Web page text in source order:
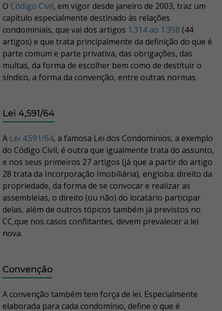
O Código Civil, em vigor desde janeiro de 2003, traz um
capítulo especialmente destinado às relações
condominiais, que vai dos artigos 1.314 ao 1.358 (44
artigos) e que trata principalmente da definição do que é
parte comum e parte privativa, das obrigações, das
multas, da forma de escolher bem como de destituir o
síndico, a forma da convenção, entre outras normas
Lei 4,591/64
A Lei 4.591/64, a famosa Lei dos Condomínios, a exemplo
do Código Civil, é outra que igualmente trata do assunto,
e nos seus primeiros 27 artigos (já que a partir do artigo
28 trata da Incorporação Imobiliária), engloba: direito da
propriedade, da forma de se convocar e realizar as
assembleias, o direito (ou não) do locatário participar
delas, além de outros tópicos também já previstos no
CC,que nos casos conflitantes, devem prevalecer a lei
nova.
Convenção
A convenção também tem força de lei. Especialmente
elaborada para cada condomínio, define o que é